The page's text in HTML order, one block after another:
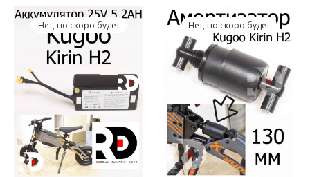
Нет, но скоро будет Нет, но скоро будет